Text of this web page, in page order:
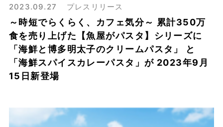
2023.09.27 プレスリリース
～時短でらくらく、カフェ気分～ 累計350万
食を売り上げた【魚屋がパスタ】シリーズに
「海鮮と博多明太子のクリームパスタ」 と
「海鮮スパイスカレーパスタ」が 2023年9月
15日新登場